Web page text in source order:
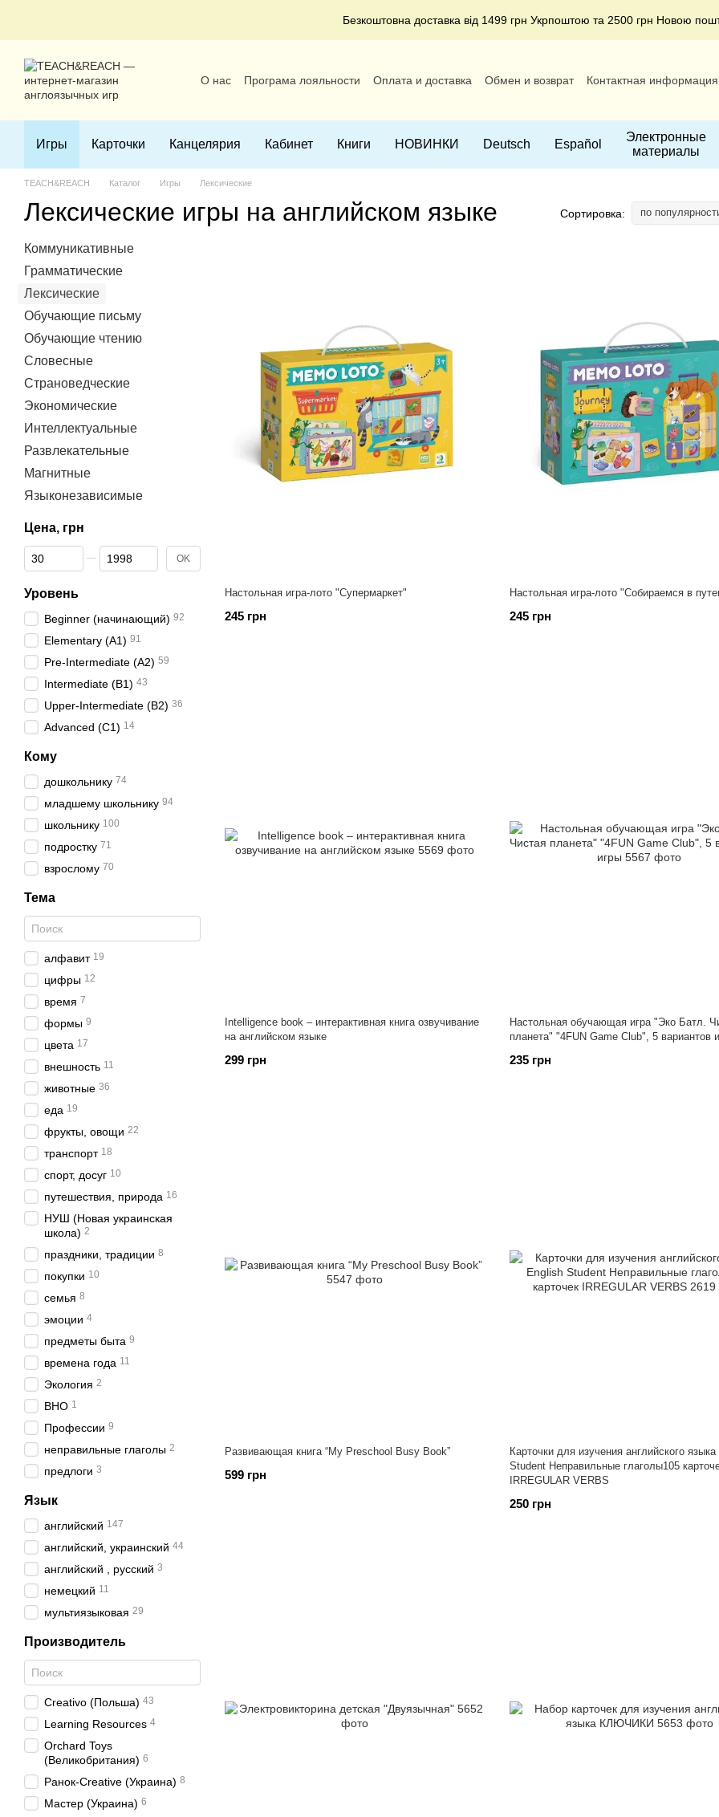
Безкоштовна доставка від 1499 грн Укрпоштою та 2500 грн Новою
О нас Програма лояльности Оплата и доставка Обмен и возврат
Контактная информация
Игры Карточки Канцелярия Кабинет Книги НОВИНКИ Deutsch Español
Электронные
материалы
TEACH&REACH Каталог Игры Лексические
Лексические игры на английском языке Сортировка: по
Настольная игра-лото "Супермаркет"
245 грн
Настольная игра-лото "Собираемся в
245 грн
Intelligence book – интерактивная книга озвучивание
на английском языке
299 грн
Настольная обучающая игра "Эко Батл.
планета" "4FUN Game Club", 5 вариантов
235 грн
Развивающая книга “My Preschool Busy Book”
599 грн
Карточки для изучения английского
Student Неправильные глаголы105
IRREGULAR VERBS
250 грн
Коммуникативные
Грамматические
Лексические
Обучающие письму
Обучающие чтению
Словесные
Страноведческие
Экономические
Интеллектуальные
Развлекательные
Магнитные
Языконезависимые
Цена, грн
От Цена, грн
До Цена, грн OK
Уровень
Beginner (начинающий) 92
Elementary (A1) 91
Pre-Intermediate (A2) 59
Intermediate (B1) 43
Upper-Intermediate (B2) 36
Advanced (C1) 14
Кому
дошкольнику 74
младшему школьнику 94
школьнику 100
подростку 71
взрослому 70
Тема
алфавит 19
цифры 12
время 7
формы 9
цвета 17
внешность 11
животные 36
еда 19
фрукты, овощи 22
транспорт 18
спорт, досуг 10
путешествия, природа 16
НУШ (Новая украинская
школа) 2
праздники, традиции 8
покупки 10
семья 8
эмоции 4
предметы быта 9
времена года 11
Экология 2
ВНО 1
Профессии 9
неправильные глаголы 2
предлоги 3
Язык
английский 147
английский, украинский 44
английский , русский 3
немецкий 11
мультиязыковая 29
Производитель
Creativo (Польша) 43
Learning Resources 4
Orchard Toys
(Великобритания) 6
Ранок-Creative (Украина) 8
Мастер (Украина) 6